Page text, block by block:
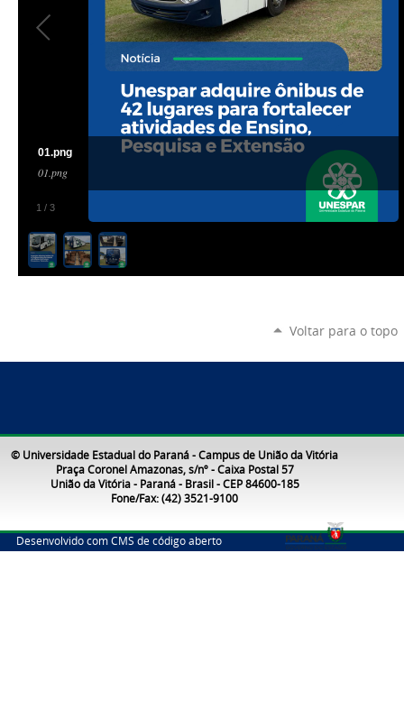
1 / 3
01.png
01.png
Voltar para o topo
© Universidade Estadual do Paraná - Campus de União da Vitória
Praça Coronel Amazonas, s/nº - Caixa Postal 57
União da Vitória - Paraná - Brasil - CEP 84600-185
Fone/Fax: (42) 3521-9100
Desenvolvido com CMS de código aberto